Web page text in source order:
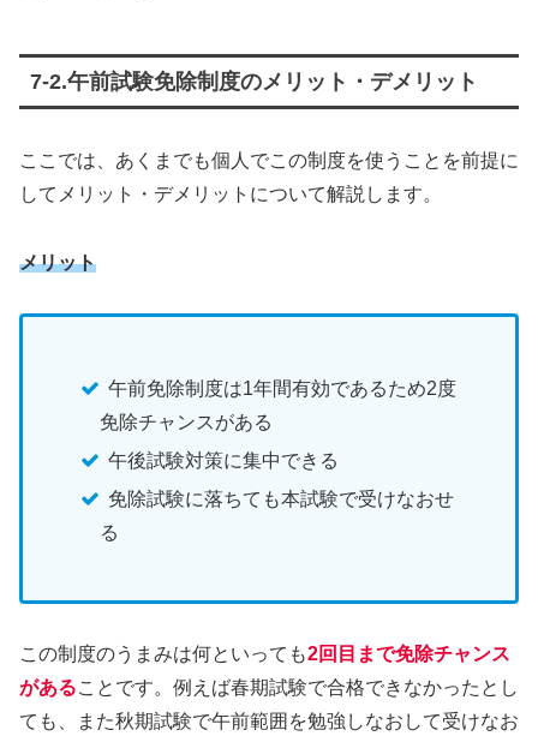
7-2.午前試験免除制度のメリット・デメリット
ここでは、あくまでも個人でこの制度を使うことを前提に
してメリット・デメリットについて解説します。
メリット
午前免除制度は1年間有効であるため2度
免除チャンスがある
午後試験対策に集中できる
免除試験に落ちても本試験で受けなおせ
る
この制度のうまみは何といっても2回目まで免除チャンス
があることです。例えば春期試験で合格できなかったとし
ても、また秋期試験で午前範囲を勉強しなおして受けなお